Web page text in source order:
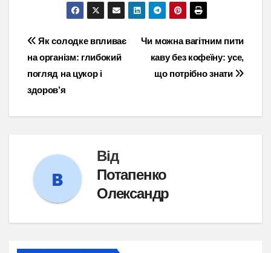
Навігація
записів
Чи можна вагітним пити
каву без кофеїну: усе,
що потрібно знати
Як солодке впливає
на організм: глибокий
погляд на цукор і
здоров’я
Від
Потапенко
Олександр